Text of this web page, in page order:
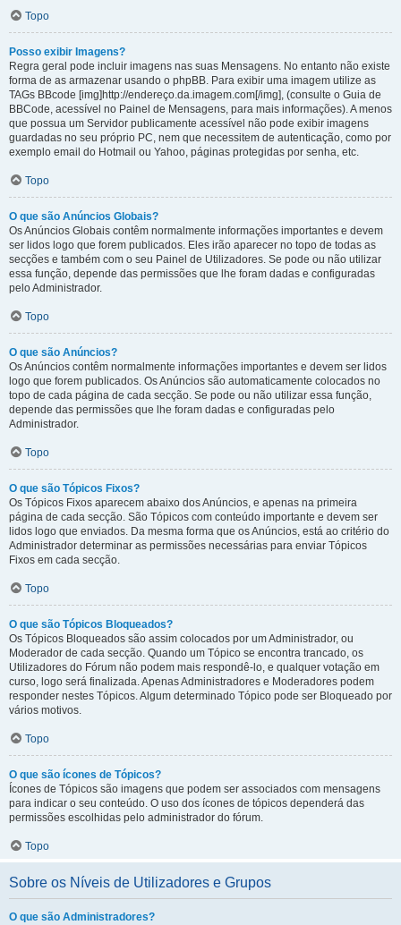
Topo
Posso exibir Imagens?
Regra geral pode incluir imagens nas suas Mensagens. No entanto não existe
forma de as armazenar usando o phpBB. Para exibir uma imagem utilize as
TAGs BBcode [img]http://endereço.da.imagem.com[/img], (consulte o Guia de
BBCode, acessível no Painel de Mensagens, para mais informações). A menos
que possua um Servidor publicamente acessível não pode exibir imagens
guardadas no seu próprio PC, nem que necessitem de autenticação, como por
exemplo email do Hotmail ou Yahoo, páginas protegidas por senha, etc.
Topo
O que são Anúncios Globais?
Os Anúncios Globais contêm normalmente informações importantes e devem
ser lidos logo que forem publicados. Eles irão aparecer no topo de todas as
secções e também com o seu Painel de Utilizadores. Se pode ou não utilizar
essa função, depende das permissões que lhe foram dadas e configuradas
pelo Administrador.
Topo
O que são Anúncios?
Os Anúncios contêm normalmente informações importantes e devem ser lidos
logo que forem publicados. Os Anúncios são automaticamente colocados no
topo de cada página de cada secção. Se pode ou não utilizar essa função,
depende das permissões que lhe foram dadas e configuradas pelo
Administrador.
Topo
O que são Tópicos Fixos?
Os Tópicos Fixos aparecem abaixo dos Anúncios, e apenas na primeira
página de cada secção. São Tópicos com conteúdo importante e devem ser
lidos logo que enviados. Da mesma forma que os Anúncios, está ao critério do
Administrador determinar as permissões necessárias para enviar Tópicos
Fixos em cada secção.
Topo
O que são Tópicos Bloqueados?
Os Tópicos Bloqueados são assim colocados por um Administrador, ou
Moderador de cada secção. Quando um Tópico se encontra trancado, os
Utilizadores do Fórum não podem mais respondê-lo, e qualquer votação em
curso, logo será finalizada. Apenas Administradores e Moderadores podem
responder nestes Tópicos. Algum determinado Tópico pode ser Bloqueado por
vários motivos.
Topo
O que são ícones de Tópicos?
Ícones de Tópicos são imagens que podem ser associados com mensagens
para indicar o seu conteúdo. O uso dos ícones de tópicos dependerá das
permissões escolhidas pelo administrador do fórum.
Topo
Sobre os Níveis de Utilizadores e Grupos
O que são Administradores?